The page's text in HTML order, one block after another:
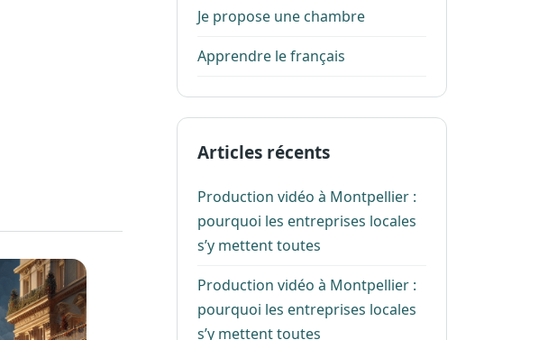
Je propose une chambre
Apprendre le français
Articles récents
Production vidéo à Montpellier :
pourquoi les entreprises locales
s’y mettent toutes
Production vidéo à Montpellier :
pourquoi les entreprises locales
s’y mettent toutes